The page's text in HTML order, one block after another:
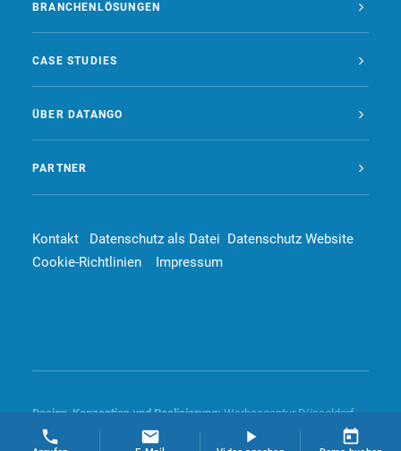
BRANCHENLÖSUNGEN
CASE STUDIES
ÜBER DATANGO
PARTNER
Kontakt Datenschutz als Datei Datenschutz Website
Cookie-Richtlinien
Impressum
Design, Konzeption und Realisierung: Werbeagentur Düsseldorf –
4dd communication GmbH